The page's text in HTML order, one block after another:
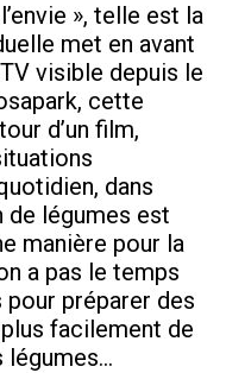
», telle est la
met en avant
visible depuis le
cette
d’un film,
dans
légumes est
manière pour la
a pas le temps
préparer des
facilement de